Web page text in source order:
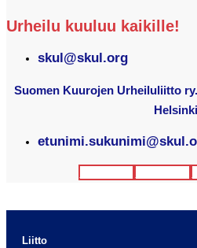
Urheilu kuuluu kaikille!
skul@skul.org
Suomen Kuurojen Urheiluliitto
Helsinki
Liitto